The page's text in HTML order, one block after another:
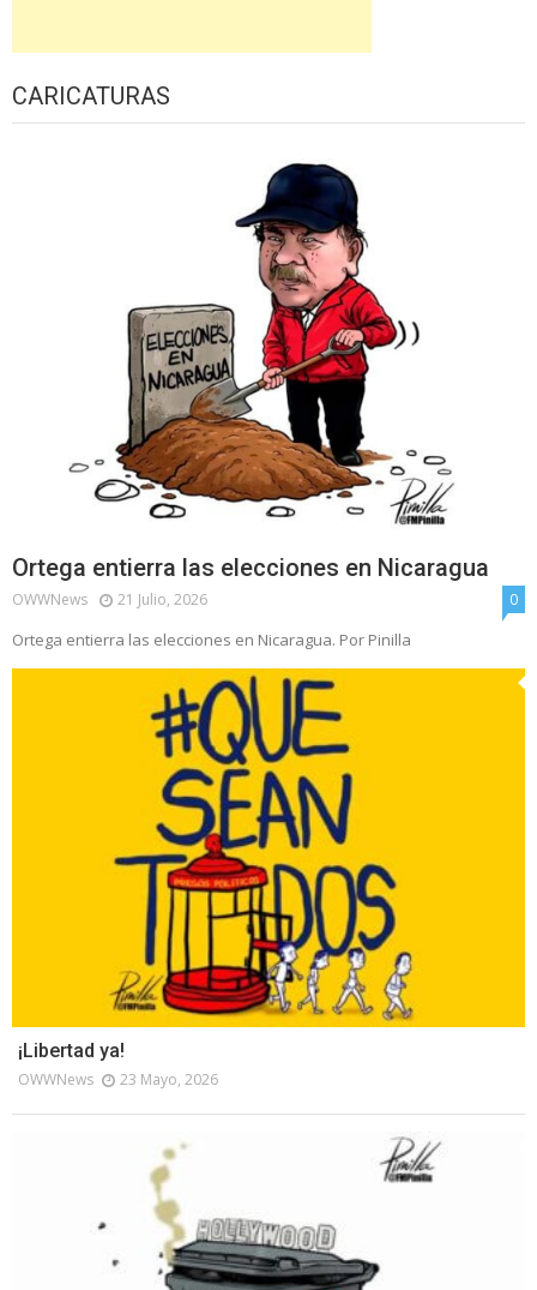
CARICATURAS
Ortega entierra las elecciones en Nicaragua
OWWNews 21 Julio, 2026 0
Ortega entierra las elecciones en Nicaragua. Por Pinilla
¡Libertad ya!
OWWNews 23 Mayo, 2026